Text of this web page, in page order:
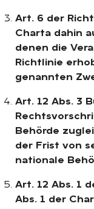
Art. 6 der
Charta dahin
denen die
Richtlinie
genannten
Art. 12 Abs. 3
Behörde
der Frist von
nationale
Art. 12 Abs. 1
Abs. 1 der